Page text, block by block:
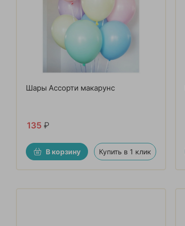
Шары Ассорти макарунс
135 ₽
В корзину Купить в 1 клик